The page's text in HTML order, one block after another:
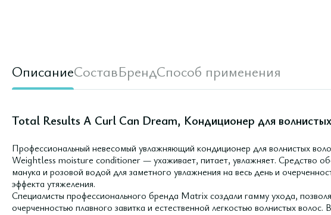
ОписаниеСоставБрендСпособ применения
Total Results A Curl Can Dream, Кондиционер для
Профессиональный невесомый увлажняющий кондиционер для волнистых
Weightless moisture conditioner — ухаживает, питает, увлажняет. Средство
манука и розовой водой для заметного увлажнения на весь день и
эффекта утяжеления.
Специалисты профессионального бренда Matrix создали гамму ухода,
очерченностью плавного завитка и естественной легкостью волнистых волос.